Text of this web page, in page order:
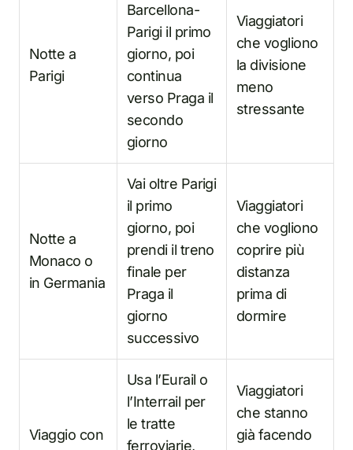
Notte a
Parigi
Barcellona-
Parigi il primo
giorno, poi
continua
verso Praga il
secondo
giorno
Viaggiatori
che vogliono
la divisione
meno
stressante
Notte a
Monaco o
in Germania
Vai oltre Parigi
il primo
giorno, poi
prendi il treno
finale per
Praga il
giorno
successivo
Viaggiatori
che vogliono
coprire più
distanza
prima di
dormire
Viaggio con
Usa l’Eurail o
l’Interrail per
le tratte
ferroviarie,
Viaggiatori
che stanno
già facendo